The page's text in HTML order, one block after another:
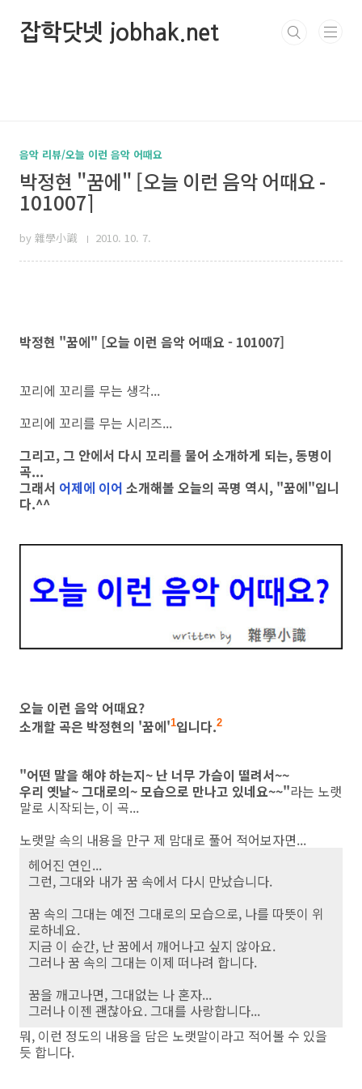
잡학닷넷 jobhak.net
음악 리뷰/오늘 이런 음악 어때요
박정현 "꿈에" [오늘 이런 음악 어때요 -
101007]
by 雜學小識 2010. 10. 7.
박정현 "꿈에" [오늘 이런 음악 어때요 - 101007]
꼬리에 꼬리를 무는 생각...
꼬리에 꼬리를 무는 시리즈...
그리고, 그 안에서 다시 꼬리를 물어 소개하게 되는, 동명이
곡...
그래서 어제에 이어 소개해볼 오늘의 곡명 역시, "꿈에"입니
다.^^
오늘 이런 음악 어때요?
소개할 곡은 박정현의 '꿈에'1입니다.2
"어떤 말을 해야 하는지~ 난 너무 가슴이 떨려서~~
우리 옛날~ 그대로의~ 모습으로 만나고 있네요~~"라는 노랫
말로 시작되는, 이 곡...
노랫말 속의 내용을 만구 제 맘대로 풀어 적어보자면...
헤어진 연인...
그런, 그대와 내가 꿈 속에서 다시 만났습니다.
꿈 속의 그대는 예전 그대로의 모습으로, 나를 따뜻이 위
로하네요.
지금 이 순간, 난 꿈에서 깨어나고 싶지 않아요.
그러나 꿈 속의 그대는 이제 떠나려 합니다.
꿈을 깨고나면, 그대없는 나 혼자...
그러나 이젠 괜찮아요. 그대를 사랑합니다...
뭐, 이런 정도의 내용을 담은 노랫말이라고 적어볼 수 있을
듯 합니다.